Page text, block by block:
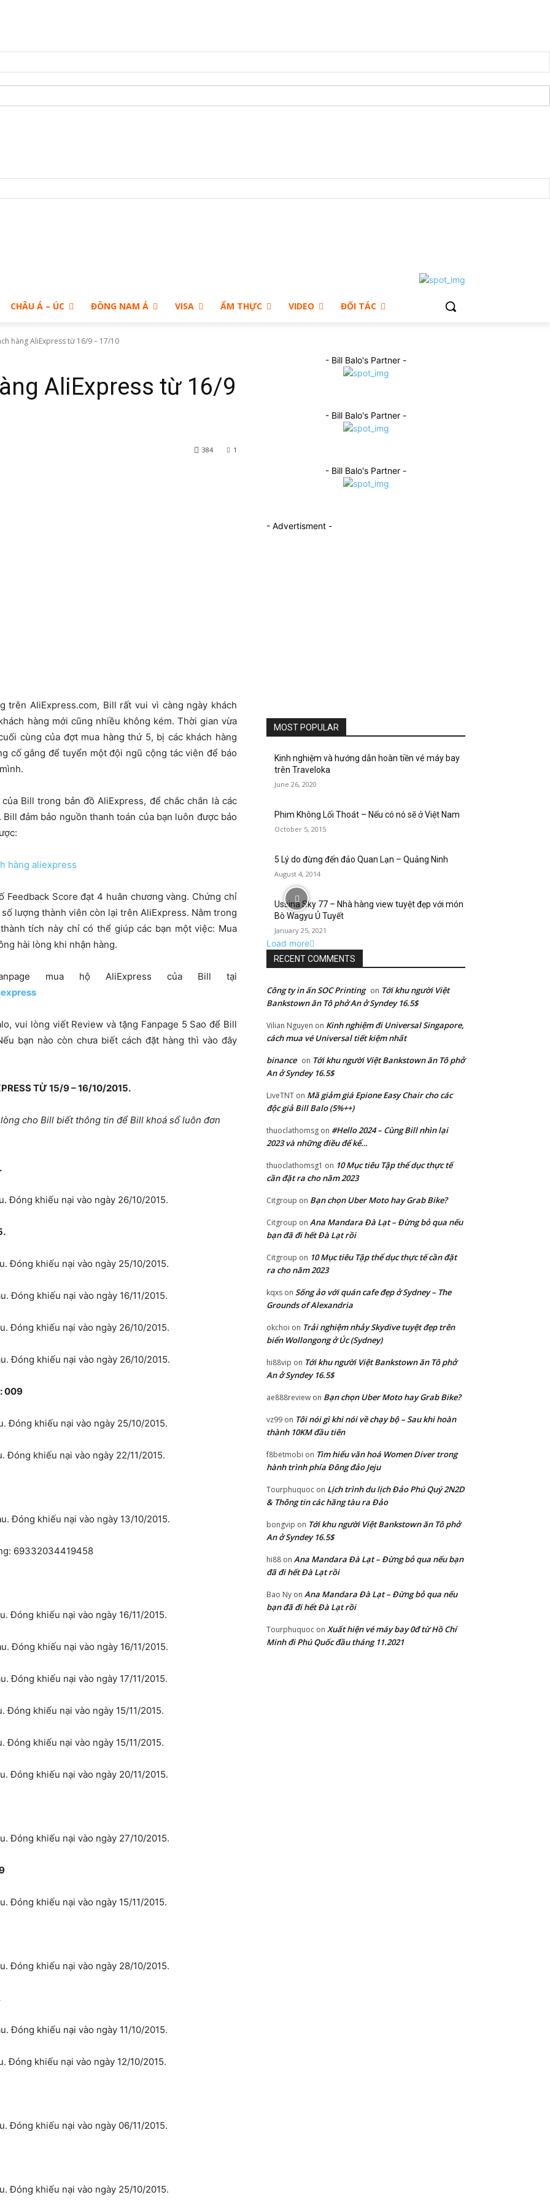
CHÂU Á – ÚC ĐÔNG NAM Á VISA ẨM THỰC VIDEO ĐỐI TÁC
hàng AliExpress từ 16/9 – 17/10
AliExpress từ 16/9
1
384
trên AliExpress.com, Bill rất vui vì càng ngày khách
hàng mới cũng nhiều không kém. Thời gian vừa
cùng của đợt mua hàng thứ 5, bị các khách hàng
cố gắng để tuyển một đội ngũ cộng tác viên để báo
Bill trong bản đồ AliExpress, để chắc chắn là các
đảm bảo nguồn thanh toán của bạn luôn được bảo
Feedback Score đạt 4 huân chương vàng. Chứng chỉ
lượng thành viên còn lại trên AliExpress. Nằm trong
tích này chỉ có thể giúp các bạn một việc: Mua
hài lòng khi nhận hàng.
mua hộ AliExpress của Bill tại
vui lòng viết Review và tặng Fanpage 5 Sao để Bill
bạn nào còn chưa biết cách đặt hàng thì vào đây
TỪ 15/9 – 16/10/2015.
cho Bill biết thông tin để Bill khoá sổ luôn đơn
Đóng khiếu nại vào ngày 26/10/2015.
Đóng khiếu nại vào ngày 25/10/2015.
Đóng khiếu nại vào ngày 16/11/2015.
Đóng khiếu nại vào ngày 26/10/2015.
Đóng khiếu nại vào ngày 26/10/2015.
009
Đóng khiếu nại vào ngày 25/10/2015.
Đóng khiếu nại vào ngày 22/11/2015.
Đóng khiếu nại vào ngày 13/10/2015.
69332034419458
Đóng khiếu nại vào ngày 16/11/2015.
Đóng khiếu nại vào ngày 16/11/2015.
Đóng khiếu nại vào ngày 17/11/2015.
Đóng khiếu nại vào ngày 15/11/2015.
Đóng khiếu nại vào ngày 15/11/2015.
Đóng khiếu nại vào ngày 20/11/2015.
Đóng khiếu nại vào ngày 27/10/2015.
Đóng khiếu nại vào ngày 15/11/2015.
Đóng khiếu nại vào ngày 28/10/2015.
Đóng khiếu nại vào ngày 11/10/2015.
Đóng khiếu nại vào ngày 12/10/2015.
Đóng khiếu nại vào ngày 06/11/2015.
Đóng khiếu nại vào ngày 25/10/2015.
- Bill Balo's Partner -
- Bill Balo's Partner -
- Bill Balo's Partner -
- Advertisment -
MOST POPULAR
Kinh nghiệm và hướng dẫn hoàn tiền vé máy bay
trên Traveloka
June 26, 2020
Phim Không Lối Thoát – Nếu có nó sẽ ở Việt Nam
October 5, 2015
5 Lý do đừng đến đảo Quan Lạn – Quảng Ninh
August 4, 2014
Ussina Sky 77 – Nhà hàng view tuyệt đẹp với món
Bò Wagyu Ủ Tuyết
January 25, 2021
Load more
RECENT COMMENTS
Công ty in ấn SOC Printing on Tới khu người Việt
Bankstown ăn Tô phở An ở Syndey 16.5$
Vilian Nguyen on Kinh nghiệm đi Universal Singapore,
cách mua vé Universal tiết kiệm nhất
binance on Tới khu người Việt Bankstown ăn Tô phở
An ở Syndey 16.5$
LiveTNT on Mã giảm giá Epione Easy Chair cho các
độc giả Bill Balo (5%++)
thuoclathomsg on #Hello 2024 – Cùng Bill nhìn lại
2023 và những điều để kể…
thuoclathomsg1 on 10 Mục tiêu Tập thể dục thực tế
cần đặt ra cho năm 2023
Citgroup on Bạn chọn Uber Moto hay Grab Bike?
Citgroup on Ana Mandara Đà Lạt – Đừng bỏ qua nếu
bạn đã đi hết Đà Lạt rồi
Citgroup on 10 Mục tiêu Tập thể dục thực tế cần đặt
ra cho năm 2023
kqxs on Sống ảo với quán cafe đẹp ở Sydney – The
Grounds of Alexandria
okchoi on Trải nghiệm nhảy Skydive tuyệt đẹp trên
biển Wollongong ở Úc (Sydney)
hi88vip on Tới khu người Việt Bankstown ăn Tô phở
An ở Syndey 16.5$
ae888review on Bạn chọn Uber Moto hay Grab Bike?
vz99 on Tôi nói gì khi nói về chạy bộ – Sau khi hoàn
thành 10KM đầu tiên
f8betmobi on Tìm hiểu văn hoá Women Diver trong
hành trình phía Đông đảo Jeju
Tourphuquoc on Lịch trình du lịch Đảo Phú Quý 2N2D
& Thông tin các hãng tàu ra Đảo
bongvip on Tới khu người Việt Bankstown ăn Tô phở
An ở Syndey 16.5$
hi88 on Ana Mandara Đà Lạt – Đừng bỏ qua nếu bạn
đã đi hết Đà Lạt rồi
Bao Ny on Ana Mandara Đà Lạt – Đừng bỏ qua nếu
bạn đã đi hết Đà Lạt rồi
Tourphuquoc on Xuất hiện vé máy bay 0đ từ Hồ Chí
Minh đi Phú Quốc đầu tháng 11.2021